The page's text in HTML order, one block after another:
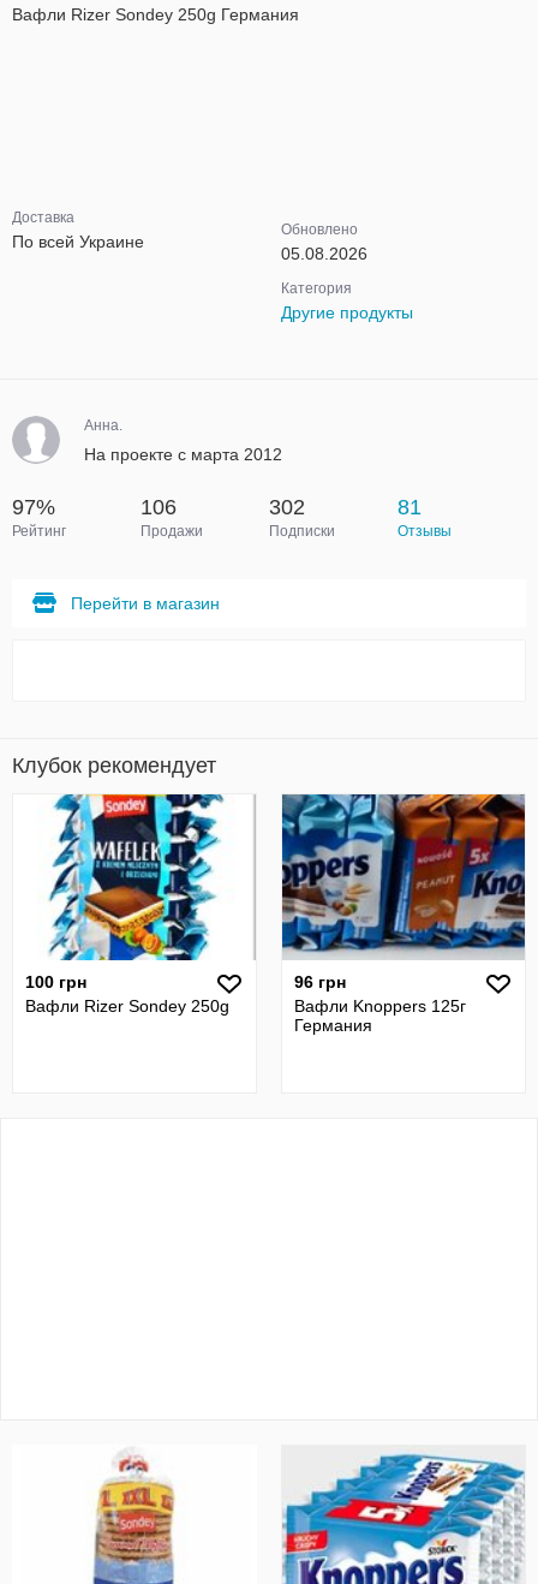
Вафли Rizer Sondey 250g Германия
Доставка
По всей Украине
Обновлено
05.08.2026
Категория
Другие продукты
Анна.
На проекте с марта 2012
97%
Рейтинг
106
Продажи
302
Подписки
81
Отзывы
Перейти в магазин
Клубок рекомендует
100 грн
Вафли Rizer Sondey 250g
96 грн
Вафли Knoppers 125г
Германия